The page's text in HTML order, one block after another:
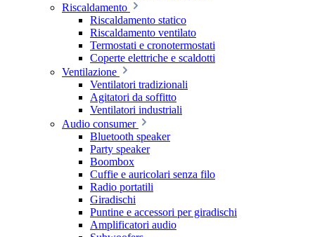
Riscaldamento
Riscaldamento statico
Riscaldamento ventilato
Termostati e cronotermostati
Coperte elettriche e scaldotti
Ventilazione
Ventilatori tradizionali
Agitatori da soffitto
Ventilatori industriali
Audio consumer
Bluetooth speaker
Party speaker
Boombox
Cuffie e auricolari senza filo
Radio portatili
Giradischi
Puntine e accessori per giradischi
Amplificatori audio